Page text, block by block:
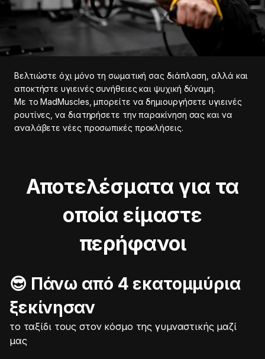
Βελτιώστε όχι μόνο τη σωματική σας διάπλαση, αλλά και
αποκτήστε υγιεινές συνήθειες και ψυχική δύναμη.
Με το MadMuscles, μπορείτε να δημιουργήσετε υγιεινές
ρουτίνες, να διατηρήσετε την παρακίνηση σας και να
αναλάβετε νέες προσωπικές προκλήσεις.
Αποτελέσματα για τα
οποία είμαστε
περήφανοι
😎 Πάνω από 4 εκατομμύρια
ξεκίνησαν
το ταξίδι τους στον κόσμο της γυμναστικής μαζί
μας